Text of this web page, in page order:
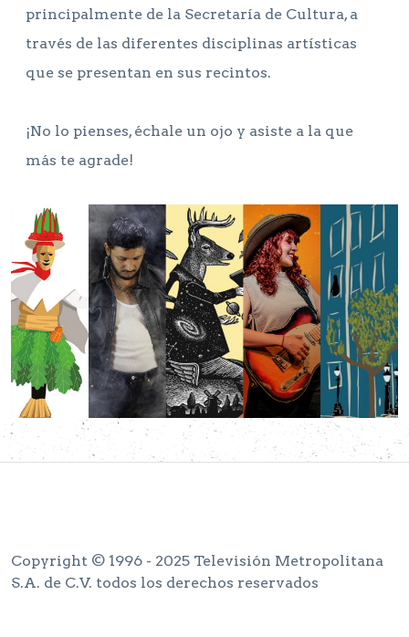
principalmente de la Secretaría de Cultura, a
través de las diferentes disciplinas artísticas
que se presentan en sus recintos.
¡No lo pienses, échale un ojo y asiste a la que
más te agrade!
Copyright © 1996 - 2025 Televisión Metropolitana
S.A. de C.V. todos los derechos reservados